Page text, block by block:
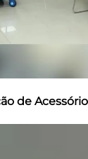
Cortando